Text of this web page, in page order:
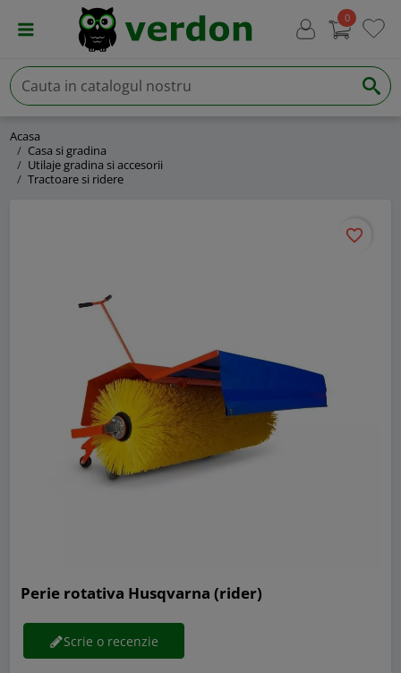
0
Acasa
Casa si gradina
Utilaje gradina si accesorii
Tractoare si ridere
favorite_border
Perie rotativa Husqvarna (rider)
Scrie o recenzie